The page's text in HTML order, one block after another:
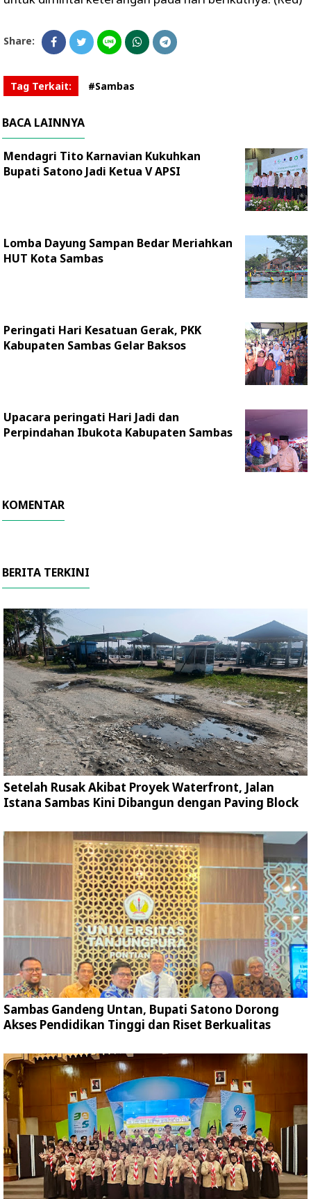
Share:
Tag Terkait: #Sambas
BACA LAINNYA
Mendagri Tito Karnavian Kukuhkan
Bupati Satono Jadi Ketua V APSI
Lomba Dayung Sampan Bedar Meriahkan
HUT Kota Sambas
Peringati Hari Kesatuan Gerak, PKK
Kabupaten Sambas Gelar Baksos
Upacara peringati Hari Jadi dan
Perpindahan Ibukota Kabupaten Sambas
KOMENTAR
BERITA TERKINI
Setelah Rusak Akibat Proyek Waterfront, Jalan
Istana Sambas Kini Dibangun dengan Paving Block
Sambas Gandeng Untan, Bupati Satono Dorong
Akses Pendidikan Tinggi dan Riset Berkualitas